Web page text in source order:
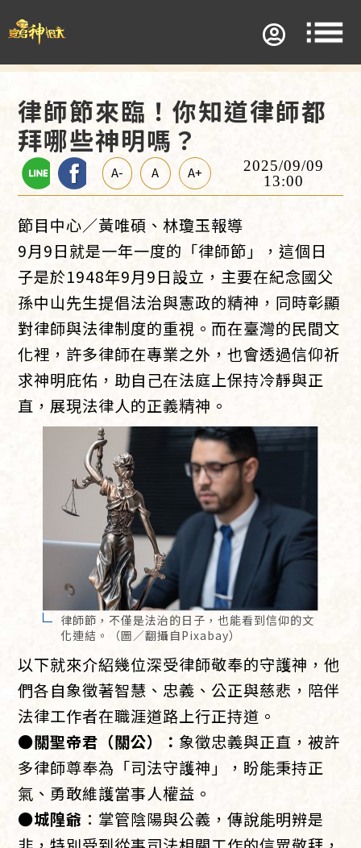
律師節來臨！你知道律師都
拜哪些神明嗎？
A- A A+
2025/09/09
13:00
節目中心／黃唯碩、林瓊玉報導
9月9日就是一年一度的「律師節」，這個日
子是於1948年9月9日設立，主要在紀念國父
孫中山先生提倡法治與憲政的精神，同時彰顯
對律師與法律制度的重視。而在臺灣的民間文
化裡，許多律師在專業之外，也會透過信仰祈
求神明庇佑，助自己在法庭上保持冷靜與正
直，展現法律人的正義精神。
律師節，不僅是法治的日子，也能看到信仰的文
化連結。（圖／翻攝自Pixabay）
以下就來介紹幾位深受律師敬奉的守護神，他
們各自象徵著智慧、忠義、公正與慈悲，陪伴
法律工作者在職涯道路上行正持道。
●關聖帝君（關公）： 象徵忠義與正直，被許
多律師尊奉為「司法守護神」，盼能秉持正
氣、勇敢維護當事人權益。
●城隍爺 ：掌管陰陽與公義，傳說能明辨是